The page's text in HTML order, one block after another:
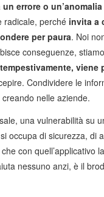
errore o un’anomalia
radicale, perché invita a
per paura. Noi
conseguenze,
viene
Condividere le
nelle aziende.
una vulnerabilità su
occupa di sicurezza, di
con quell’applicativo
nessuno anzi, è il